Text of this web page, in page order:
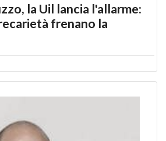
la Uil lancia l'allarme:
frenano la